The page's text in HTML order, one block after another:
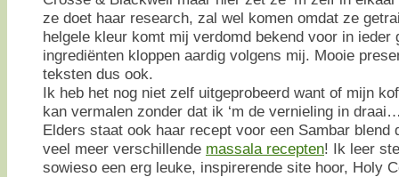
ze doet haar research, zal wel komen omdat ze
helgele kleur komt mij verdomd bekend voor in ieder
ingrediënten kloppen aardig volgens mij. Mooie
teksten dus ook.
Ik heb het nog niet zelf uitgeprobeerd want of mijn
kan vermalen zonder dat ik ‘m de vernieling in
Elders staat ook haar recept voor een Sambar blend
veel meer verschillende massala recepten! Ik leer
sowieso een erg leuke, inspirerende site hoor, Holy